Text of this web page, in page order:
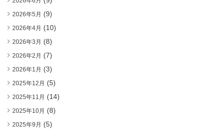
2026年5月 (9)
2026年4月 (10)
2026年3月 (8)
2026年2月 (7)
2026年1月 (3)
2025年12月 (5)
2025年11月 (14)
2025年10月 (8)
2025年9月 (5)